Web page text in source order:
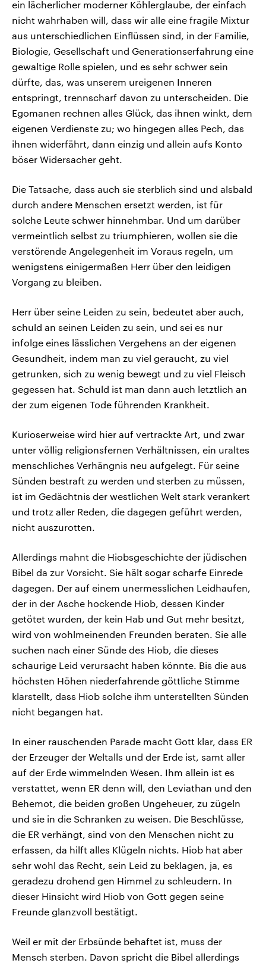
ein lächerlicher moderner Köhlerglaube, der einfach
nicht wahrhaben will, dass wir alle eine fragile Mixtur
aus unterschiedlichen Einflüssen sind, in der Familie,
Biologie, Gesellschaft und Generationserfahrung eine
gewaltige Rolle spielen, und es sehr schwer sein
dürfte, das, was unserem ureigenen Inneren
entspringt, trennscharf davon zu unterscheiden. Die
Egomanen rechnen alles Glück, das ihnen winkt, dem
eigenen Verdienste zu; wo hingegen alles Pech, das
ihnen widerfährt, dann einzig und allein aufs Konto
böser Widersacher geht.
Die Tatsache, dass auch sie sterblich sind und alsbald
durch andere Menschen ersetzt werden, ist für
solche Leute schwer hinnehmbar. Und um darüber
vermeintlich selbst zu triumphieren, wollen sie die
verstörende Angelegenheit im Voraus regeln, um
wenigstens einigermaßen Herr über den leidigen
Vorgang zu bleiben.
Herr über seine Leiden zu sein, bedeutet aber auch,
schuld an seinen Leiden zu sein, und sei es nur
infolge eines lässlichen Vergehens an der eigenen
Gesundheit, indem man zu viel geraucht, zu viel
getrunken, sich zu wenig bewegt und zu viel Fleisch
gegessen hat. Schuld ist man dann auch letztlich an
der zum eigenen Tode führenden Krankheit.
Kurioserweise wird hier auf vertrackte Art, und zwar
unter völlig religionsfernen Verhältnissen, ein uraltes
menschliches Verhängnis neu aufgelegt. Für seine
Sünden bestraft zu werden und sterben zu müssen,
ist im Gedächtnis der westlichen Welt stark verankert
und trotz aller Reden, die dagegen geführt werden,
nicht auszurotten.
Allerdings mahnt die Hiobsgeschichte der jüdischen
Bibel da zur Vorsicht. Sie hält sogar scharfe Einrede
dagegen. Der auf einem unermesslichen Leidhaufen,
der in der Asche hockende Hiob, dessen Kinder
getötet wurden, der kein Hab und Gut mehr besitzt,
wird von wohlmeinenden Freunden beraten. Sie alle
suchen nach einer Sünde des Hiob, die dieses
schaurige Leid verursacht haben könnte. Bis die aus
höchsten Höhen niederfahrende göttliche Stimme
klarstellt, dass Hiob solche ihm unterstellten Sünden
nicht begangen hat.
In einer rauschenden Parade macht Gott klar, dass ER
der Erzeuger der Weltalls und der Erde ist, samt aller
auf der Erde wimmelnden Wesen. Ihm allein ist es
verstattet, wenn ER denn will, den Leviathan und den
Behemot, die beiden großen Ungeheuer, zu zügeln
und sie in die Schranken zu weisen. Die Beschlüsse,
die ER verhängt, sind von den Menschen nicht zu
erfassen, da hilft alles Klügeln nichts. Hiob hat aber
sehr wohl das Recht, sein Leid zu beklagen, ja, es
geradezu drohend gen Himmel zu schleudern. In
dieser Hinsicht wird Hiob von Gott gegen seine
Freunde glanzvoll bestätigt.
Weil er mit der Erbsünde behaftet ist, muss der
Mensch sterben. Davon spricht die Bibel allerdings